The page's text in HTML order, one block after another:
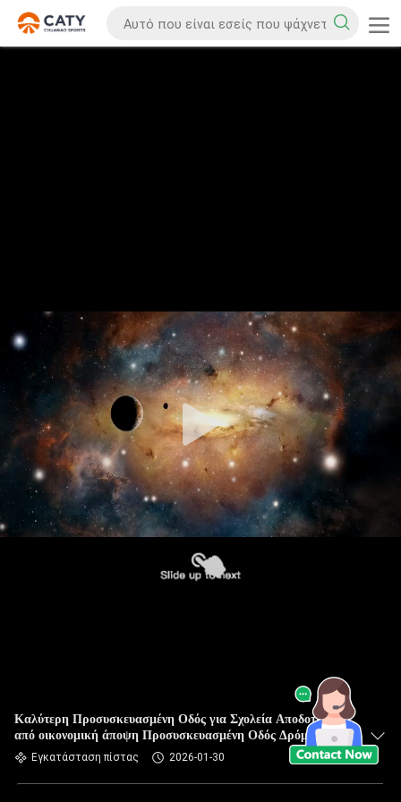
Καλύτερη Προσυσκευασμένη Οδός για Σχολεία Αποδοτική
από οικονομική άποψη Προσυσκευασμένη Οδός Δρόμου
EPDM Σκόκοι Χονδρικός Προμηθευτής
Εγκατάσταση πίστας 2026-01-30